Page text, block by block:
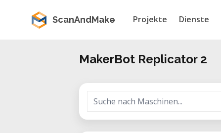
ScanAndMake Projekte Dienste
MakerBot Replicator 2